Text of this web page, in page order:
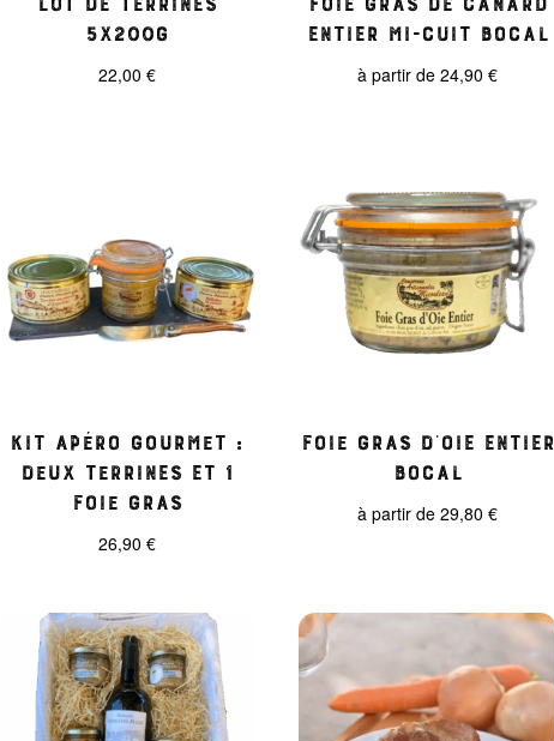
5x200g
22,00 €
entier mi-cuit bocal
à partir de24,90€
kit apéro gourmet :
deux terrines et 1
foie gras
26,90 €
Foie gras d’Oie entier
bocal
à partir de29,80€